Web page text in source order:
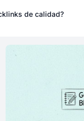
de calidad?